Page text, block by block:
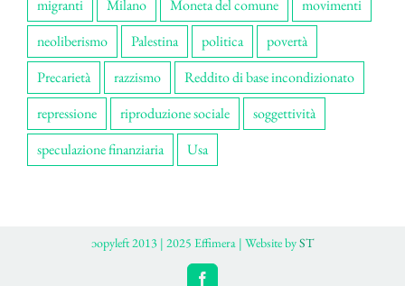
migranti
Milano Moneta del comune
movimenti
neoliberismo
Palestina politica
povertà
Precarietà
razzismo
Reddito di base incondizionato
repressione
riproduzione sociale
soggettività
speculazione finanziaria
Usa
ɔopyleft 2013 | 2025 Effimera | Website byST